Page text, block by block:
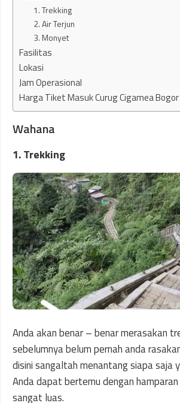
1. Trekking
2. Air Terjun
3. Monyet
Fasilitas
Lokasi
Jam Operasional
Harga Tiket Masuk Curug Cigamea Bogor
Wahana
1. Trekking
Anda akan benar – benar merasakan
sebelumnya belum pernah anda
disini sangaltah menantang siapa saja
Anda dapat bertemu dengan
sangat luas.